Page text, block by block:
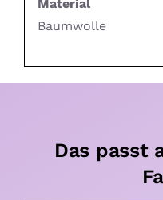
Material
Baumwolle
Das passt